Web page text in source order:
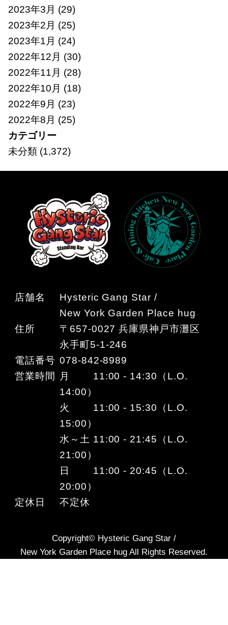
2023年3月 (29)
2023年2月 (25)
2023年1月 (24)
2022年12月 (30)
2022年11月 (28)
2022年10月 (18)
2022年9月 (23)
2022年8月 (25)
カテゴリー
未分類(1,372)
店舗名
Hysteric Gang Star /
New York Garden Place hug
住所
〒657-0027 兵庫県神戸市灘区
永手町5-1-246
電話番号 078-842-8989
営業時間
月 11:00 - 14:30（L.O.
14:00）
火 11:00 - 15:30（L.O.
15:00）
水～土 11:00 - 21:45（L.O.
21:00）
日 11:00 - 20:45（L.O.
20:00）
定休日
不定休
Copyright© Hysteric Gang Star /
New York Garden Place hug All Rights Reserved.